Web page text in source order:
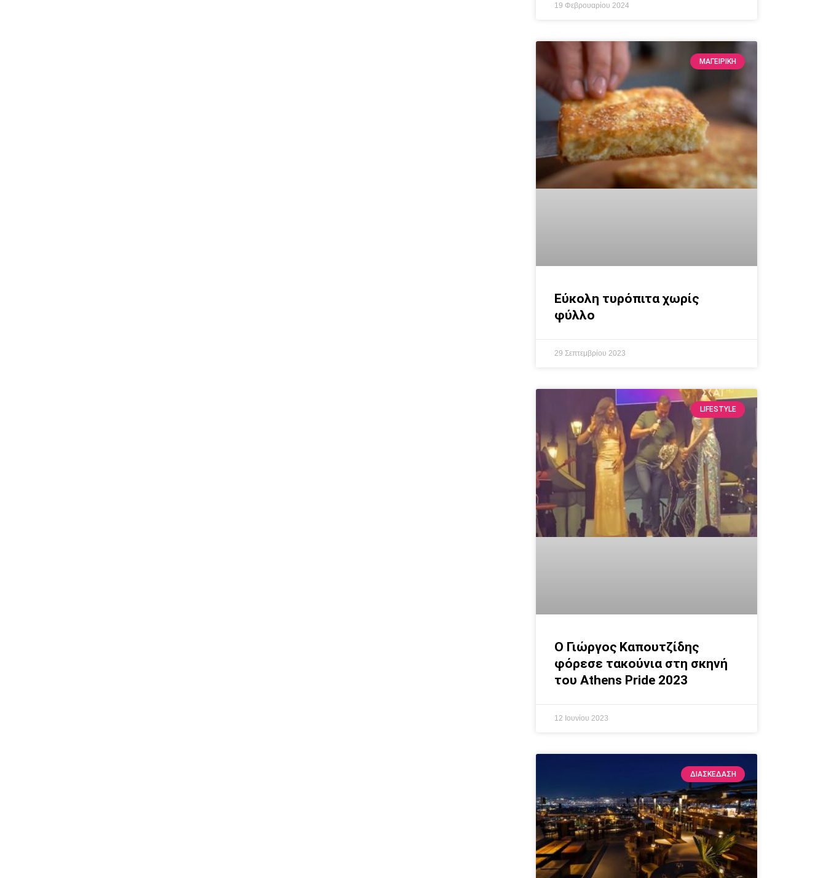
19 Φεβρουαρίου 2024
ΜΑΓΕΙΡΙΚΗ
Εύκολη τυρόπιτα χωρίς
φύλλο
29 Σεπτεμβρίου 2023
LIFESTYLE
Ο Γιώργος Καπουτζίδης
φόρεσε τακούνια στη σκηνή
του Athens Pride 2023
12 Ιουνίου 2023
ΔΙΑΣΚΕΔΑΣΗ